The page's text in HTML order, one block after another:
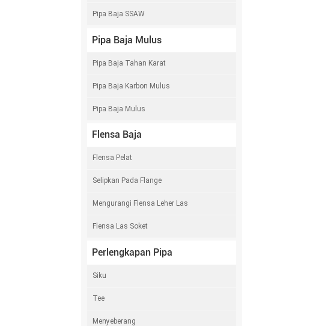
Pipa Baja SSAW
Pipa Baja Mulus
Pipa Baja Tahan Karat
Pipa Baja Karbon Mulus
Pipa Baja Mulus
Flensa Baja
Flensa Pelat
Selipkan Pada Flange
Mengurangi Flensa Leher Las
Flensa Las Soket
Perlengkapan Pipa
Siku
Tee
Menyeberang